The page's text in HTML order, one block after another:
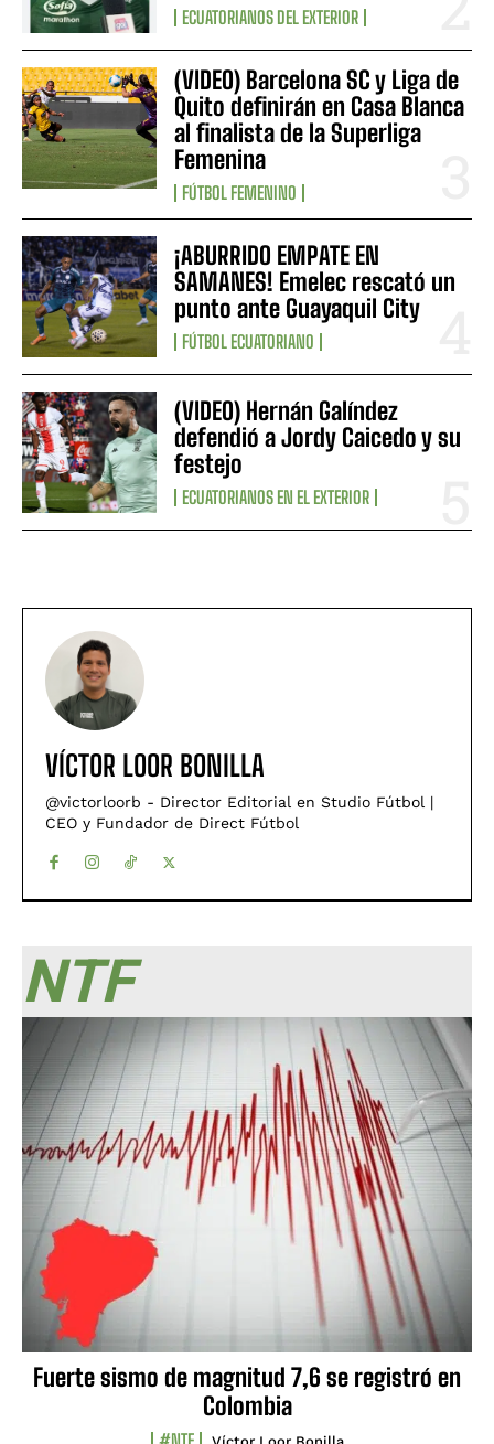
ECUATORIANOS DEL EXTERIOR
(VIDEO) Barcelona SC y Liga de
Quito definirán en Casa Blanca
al finalista de la Superliga
Femenina
FÚTBOL FEMENINO
¡ABURRIDO EMPATE EN
SAMANES! Emelec rescató un
punto ante Guayaquil City
FÚTBOL ECUATORIANO
(VIDEO) Hernán Galíndez
defendió a Jordy Caicedo y su
festejo
ECUATORIANOS EN EL EXTERIOR
VÍCTOR LOOR BONILLA
@victorloorb - Director Editorial en Studio Fútbol |
CEO y Fundador de Direct Fútbol
NTF
Fuerte sismo de magnitud 7,6 se registró en
Colombia